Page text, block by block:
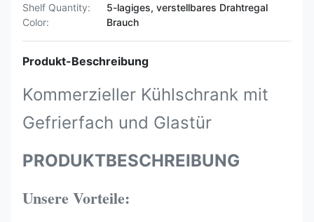
Shelf Quantity:
5-lagiges, verstellbares Drahtregal
Color:
Brauch
Produkt-Beschreibung
Kommerzieller Kühlschrank mit
Gefrierfach und Glastür
PRODUKTBESCHREIBUNG
Unsere Vorteile: